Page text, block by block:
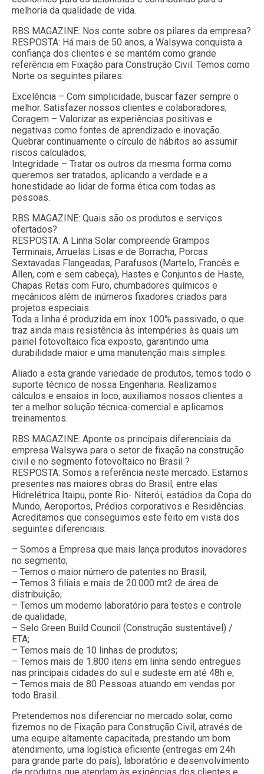
melhoria da qualidade de vida.
RBS MAGAZINE: Nos conte sobre os pilares da empresa?
RESPOSTA: Há mais de 50 anos, a Walsywa conquista a
confiança dos clientes e se mantém como grande
referência em Fixação para Construção Civil. Temos como
Norte os seguintes pilares:
Excelência – Com simplicidade, buscar fazer sempre o
melhor. Satisfazer nossos clientes e colaboradores;
Coragem – Valorizar as experiências positivas e
negativas como fontes de aprendizado e inovação.
Quebrar continuamente o círculo de hábitos ao assumir
riscos calculados;
Integridade – Tratar os outros da mesma forma como
queremos ser tratados, aplicando a verdade e a
honestidade ao lidar de forma ética com todas as
pessoas.
RBS MAGAZINE: Quais são os produtos e serviços
ofertados?
RESPOSTA: A Linha Solar compreende Grampos
Terminais, Arruelas Lisas e de Borracha, Porcas
Sextavadas Flangeadas, Parafusos (Martelo, Francês e
Allen, com e sem cabeça), Hastes e Conjuntos de Haste,
Chapas Retas com Furo, chumbadores químicos e
mecânicos além de inúmeros fixadores criados para
projetos especiais.
Toda a linha é produzida em inox 100% passivado, o que
traz ainda mais resistência às intempéries às quais um
painel fotovoltaico fica exposto, garantindo uma
durabilidade maior e uma manutenção mais simples.
Aliado a esta grande variedade de produtos, temos todo o
suporte técnico de nossa Engenharia. Realizamos
cálculos e ensaios in loco, auxiliamos nossos clientes a
ter a melhor solução técnica-comercial e aplicamos
treinamentos.
RBS MAGAZINE: Aponte os principais diferenciais da
empresa Walsywa para o setor de fixação na construção
civil e no segmento fotovoltaico no Brasil ?
RESPOSTA: Somos a referência neste mercado. Estamos
presentes nas maiores obras do Brasil, entre elas
Hidrelétrica Itaipu, ponte Rio- Niterói, estádios da Copa do
Mundo, Aeroportos, Prédios corporativos e Residências.
Acreditamos que conseguimos este feito em vista dos
seguintes diferenciais:
– Somos a Empresa que mais lança produtos inovadores
no segmento;
– Temos o maior número de patentes no Brasil;
– Temos 3 filiais e mais de 20.000 mt2 de área de
distribuição;
– Temos um moderno laboratório para testes e controle
de qualidade;
– Selo Green Build Council (Construção sustentável) /
ETA;
– Temos mais de 10 linhas de produtos;
– Temos mais de 1.800 itens em linha sendo entregues
nas principais cidades do sul e sudeste em até 48h e;
– Temos mais de 80 Pessoas atuando em vendas por
todo Brasil.
Pretendemos nos diferenciar no mercado solar, como
fizemos no de Fixação para Construção Civil, através de
uma equipe altamente capacitada, prestando um bom
atendimento, uma logística eficiente (entregas em 24h
para grande parte do país), laboratório e desenvolvimento